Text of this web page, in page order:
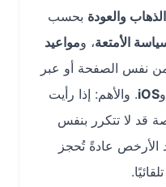
والعودةبحسب
، ومواعيد
الصفحة أو عبر
. والأهم: إذا رأيت
تتكرر بنفس
عادةً تُحجز